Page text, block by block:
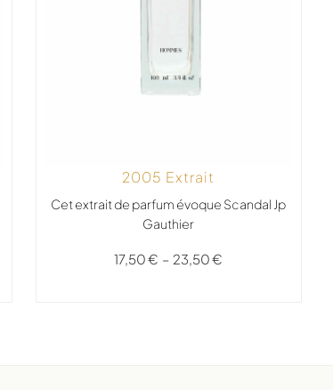
2005 Extrait
Cet extrait de parfum évoque Scandal Jp
Gauthier
17,50€ – 23,50€